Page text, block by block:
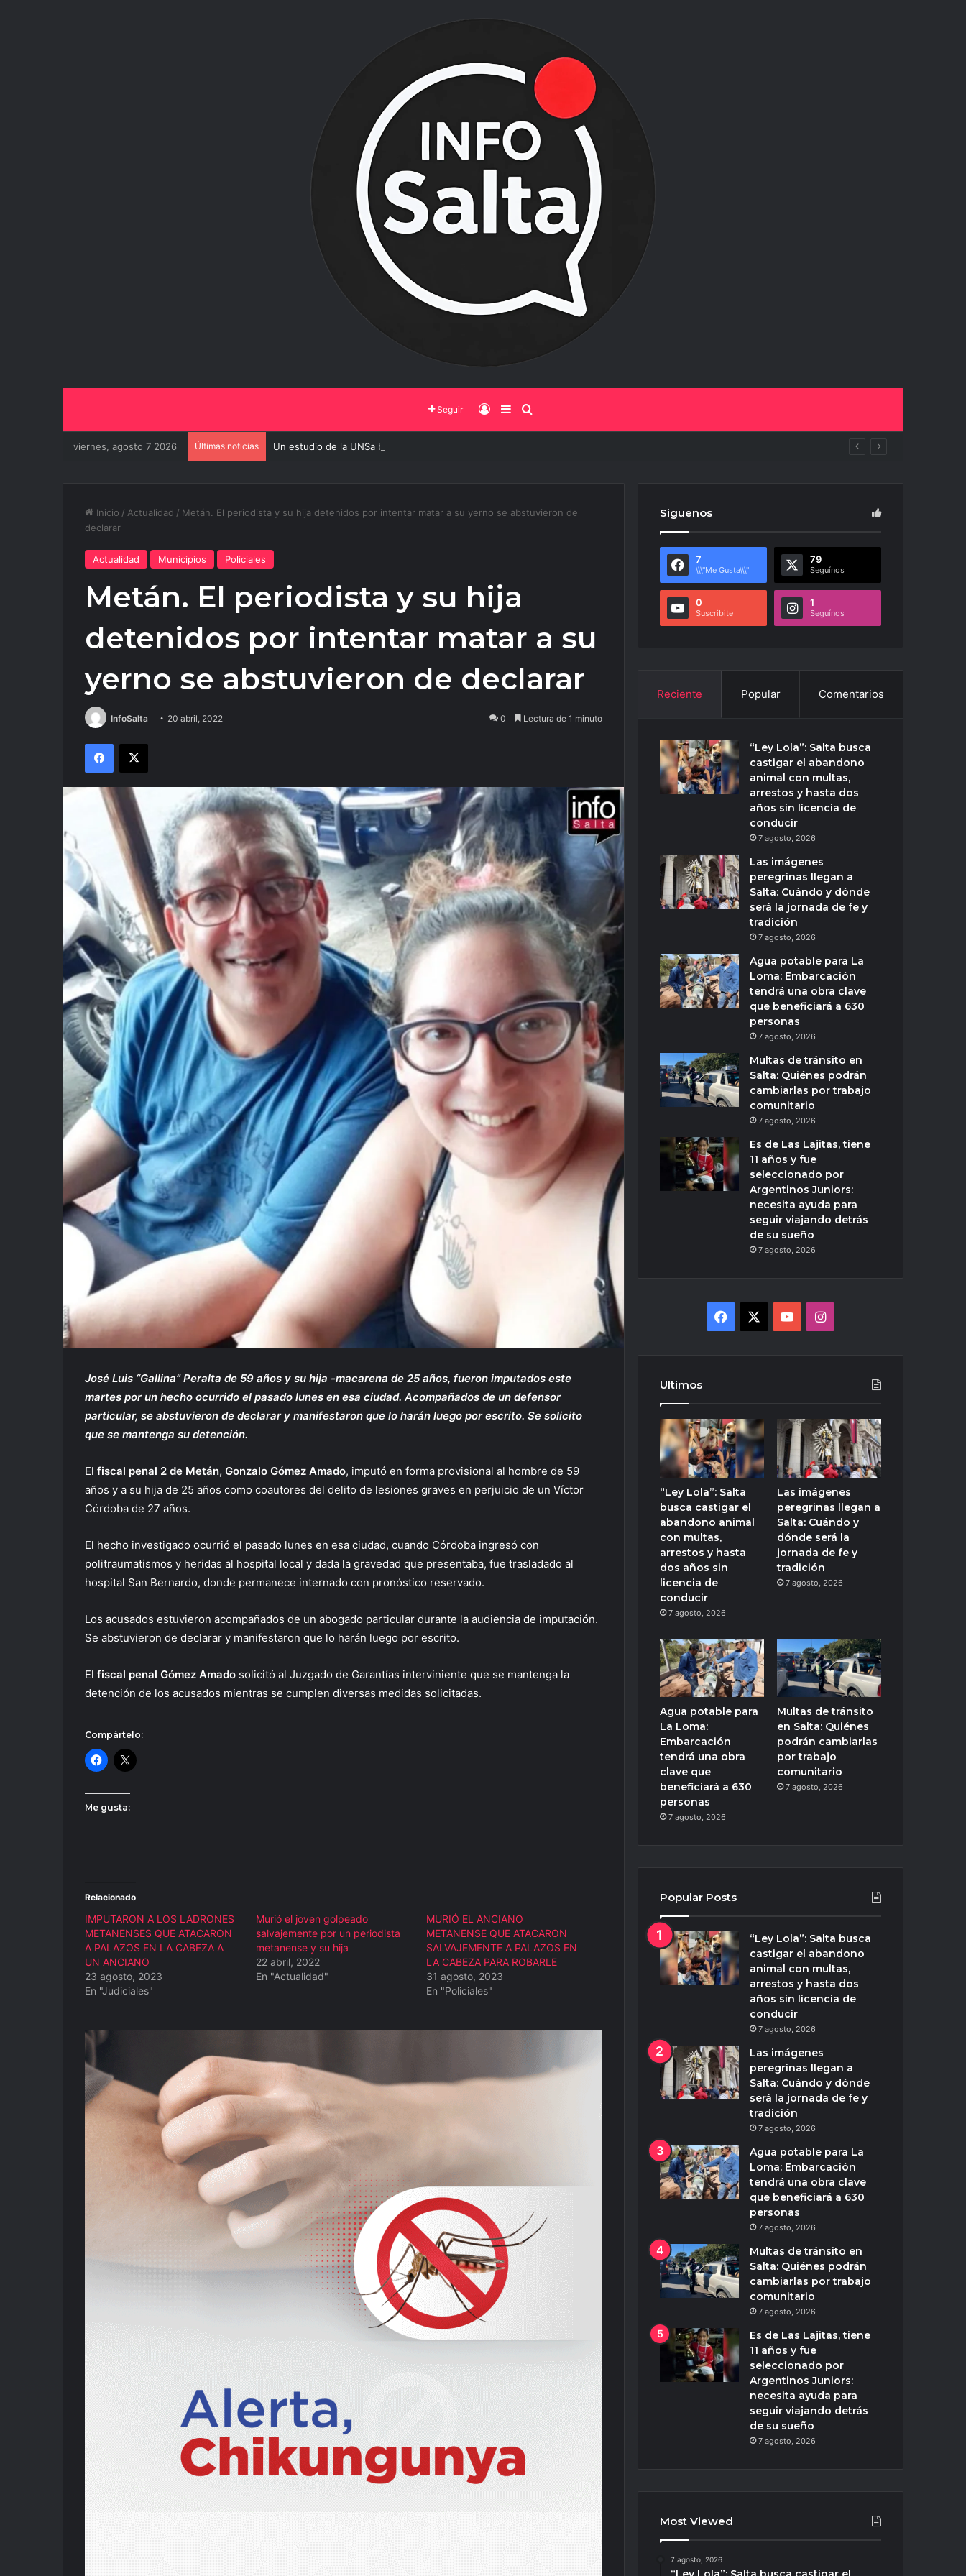
Seguir Iniciar Sesión
Barra Lateral
viernes, agosto 7 2026 Últimas noticias Un estudio de la UNSa busca revolucionar las casas de adobe y hacerlas más seguras
Inicio / Actualidad / Metán. El periodista y su hija detenidos por intentar matar a su yerno se abstuvieron de
declarar
Actualidad Municipios Policiales
Metán. El periodista y su hija
detenidos por intentar matar a su
yerno se abstuvieron de declarar
InfoSalta 20 abril, 2022 0 Lectura de 1 minuto
Facebook
X
José Luis “Gallina” Peralta de 59 años y su hija -macarena de 25 años, fueron imputados este
martes por un hecho ocurrido el pasado lunes en esa ciudad. Acompañados de un defensor
particular, se abstuvieron de declarar y manifestaron que lo harán luego por escrito. Se solicito
que se mantenga su detención.
El fiscal penal 2 de Metán, Gonzalo Gómez Amado, imputó en forma provisional al hombre de 59
años y a su hija de 25 años como coautores del delito de lesiones graves en perjuicio de un Víctor
Córdoba de 27 años.
El hecho investigado ocurrió el pasado lunes en esa ciudad, cuando Córdoba ingresó con
politraumatismos y heridas al hospital local y dada la gravedad que presentaba, fue trasladado al
hospital San Bernardo, donde permanece internado con pronóstico reservado.
Los acusados estuvieron acompañados de un abogado particular durante la audiencia de imputación.
Se abstuvieron de declarar y manifestaron que lo harán luego por escrito.
El fiscal penal Gómez Amado solicitó al Juzgado de Garantías interviniente que se mantenga la
detención de los acusados mientras se cumplen diversas medidas solicitadas.
Compártelo:
Me gusta:
Relacionado
IMPUTARON A LOS LADRONES
METANENSES QUE ATACARON
A PALAZOS EN LA CABEZA A
UN ANCIANO
23 agosto, 2023
En "Judiciales"
Murió el joven golpeado
salvajemente por un periodista
metanense y su hija
22 abril, 2022
En "Actualidad"
MURIÓ EL ANCIANO
METANENSE QUE ATACARON
SALVAJEMENTE A PALAZOS EN
LA CABEZA PARA ROBARLE
31 agosto, 2023
En "Policiales"
Siguenos
7
\\\"Me Gusta\\\"
79
Seguínos
0
Suscribite
1
Seguínos
Reciente Popular Comentarios
“Ley Lola”: Salta busca
castigar el abandono
animal con multas,
arrestos y hasta dos
años sin licencia de
conducir
7 agosto, 2026
Las imágenes
peregrinas llegan a
Salta: Cuándo y dónde
será la jornada de fe y
tradición
7 agosto, 2026
Agua potable para La
Loma: Embarcación
tendrá una obra clave
que beneficiará a 630
personas
7 agosto, 2026
Multas de tránsito en
Salta: Quiénes podrán
cambiarlas por trabajo
comunitario
7 agosto, 2026
Es de Las Lajitas, tiene
11 años y fue
seleccionado por
Argentinos Juniors:
necesita ayuda para
seguir viajando detrás
de su sueño
7 agosto, 2026
Facebook YouTubeInstagram
Ultimos
“Ley Lola”: Salta
busca castigar el
abandono animal
con multas,
arrestos y hasta
dos años sin
licencia de
conducir
7 agosto, 2026
Las imágenes
peregrinas llegan a
Salta: Cuándo y
dónde será la
jornada de fe y
tradición
7 agosto, 2026
Agua potable para
La Loma:
Embarcación
tendrá una obra
clave que
beneficiará a 630
personas
7 agosto, 2026
Multas de tránsito
en Salta: Quiénes
podrán cambiarlas
por trabajo
comunitario
7 agosto, 2026
Popular Posts
“Ley Lola”: Salta busca
castigar el abandono
animal con multas,
arrestos y hasta dos
años sin licencia de
conducir
7 agosto, 2026
Las imágenes
peregrinas llegan a
Salta: Cuándo y dónde
será la jornada de fe y
tradición
7 agosto, 2026
Agua potable para La
Loma: Embarcación
tendrá una obra clave
que beneficiará a 630
personas
7 agosto, 2026
Multas de tránsito en
Salta: Quiénes podrán
cambiarlas por trabajo
comunitario
7 agosto, 2026
Es de Las Lajitas, tiene
11 años y fue
seleccionado por
Argentinos Juniors:
necesita ayuda para
seguir viajando detrás
de su sueño
7 agosto, 2026
Most Viewed
7 agosto, 2026